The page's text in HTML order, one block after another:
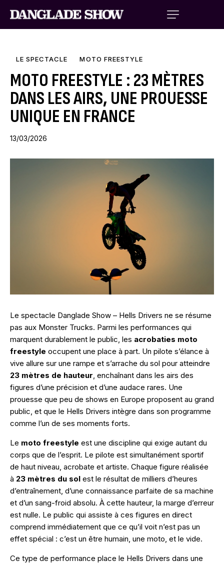
LE SPECTACLE MOTO FREESTYLE
MOTO FREESTYLE : 23 MÈTRES
DANS LES AIRS, UNE PROUESSE
UNIQUE EN FRANCE
13/03/2026
Le spectacle Danglade Show – Hells Drivers ne se résume
pas aux Monster Trucks. Parmi les performances qui
marquent durablement le public, les acrobaties moto
freestyle occupent une place à part. Un pilote s’élance à
vive allure sur une rampe et s’arrache du sol pour atteindre
23 mètres de hauteur, enchaînant dans les airs des
figures d’une précision et d’une audace rares. Une
prouesse que peu de shows en Europe proposent au grand
public, et que le Hells Drivers intègre dans son programme
comme l’un de ses moments forts.
Le moto freestyle est une discipline qui exige autant du
corps que de l’esprit. Le pilote est simultanément sportif
de haut niveau, acrobate et artiste. Chaque figure réalisée
à 23 mètres du sol est le résultat de milliers d’heures
d’entraînement, d’une connaissance parfaite de sa machine
et d’un sang-froid absolu. À cette hauteur, la marge d’erreur
est nulle. Le public qui assiste à ces figures en direct
comprend immédiatement que ce qu’il voit n’est pas un
effet spécial : c’est un être humain, une moto, et le vide.
Ce type de performance place le Hells Drivers dans une